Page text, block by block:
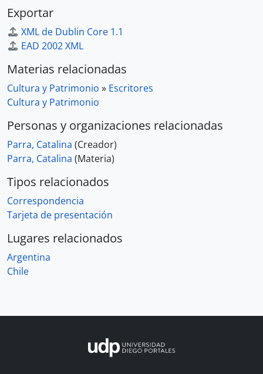
Exportar
XML de Dublin Core 1.1
EAD 2002 XML
Materias relacionadas
Cultura y Patrimonio » Escritores
Cultura y Patrimonio
Personas y organizaciones relacionadas
Parra, Catalina (Creador)
Parra, Catalina (Materia)
Tipos relacionados
Correspondencia
Tarjeta de presentación
Lugares relacionados
Argentina
Chile